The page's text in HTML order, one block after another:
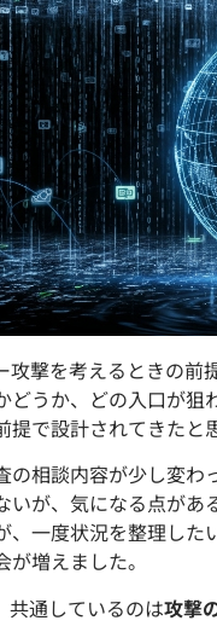
撃を考えるときの前
うか、どの入口が狙
で設計されてきたと
相談内容が少し変わ
いが、気になる点があ
、一度状況を整理した
増えました。
共通しているのは攻撃